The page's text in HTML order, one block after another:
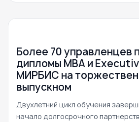
Более 70 управленцев
дипломы MBA и
МИРБИС на
выпускном
Двухлетний цикл обучения
начало долгосрочного